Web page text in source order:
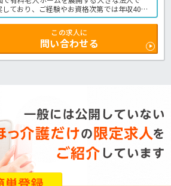
ており、ご経験やお資格次第では年収400
能です◎仕事内容としては、施設内で生活す
事介助、排泄介助などの日常生活のお手伝
企画運営などをお願いします。介護の経験
は、ベテランのスタッフが丁寧に実務指導を
心してお仕事をスタートできますよ♪興味の
い合わせください。有料老人ホームでの介
この求人に
問い合わせる